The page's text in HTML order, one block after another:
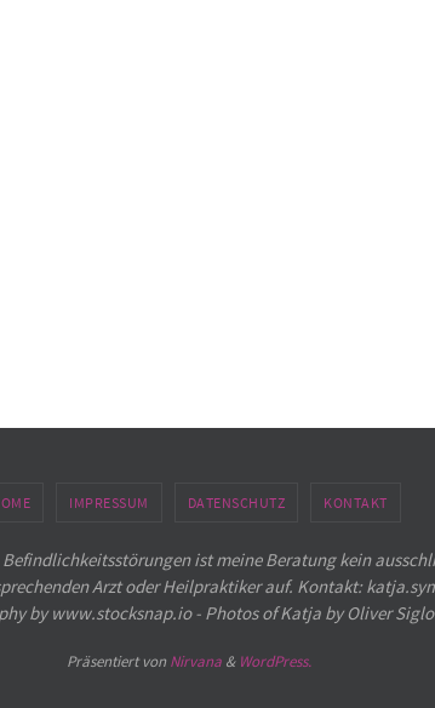
IMPRESSUM DATENSCHUTZ KONTAKT
ist meine Beratung kein
Arzt oder Heilpraktiker auf. Kontakt:
by www.stocksnap.io - Photos of Katja by Oliver
Präsentiert von Nirvana & WordPress.